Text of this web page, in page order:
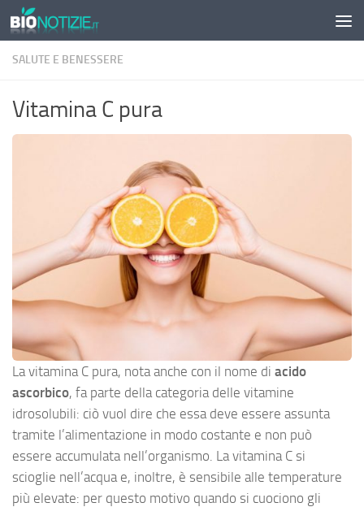
Sotto il contenuto
SALUTE E BENESSERE
Vitamina C pura
La vitamina C pura, nota anche con il nome di acido
ascorbico, fa parte della categoria delle vitamine
idrosolubili: ciò vuol dire che essa deve essere assunta
tramite l’alimentazione in modo costante e non può
essere accumulata nell’organismo. La vitamina C si
scioglie nell’acqua e, inoltre, è sensibile alle temperature
più elevate: per questo motivo quando si cuociono gli